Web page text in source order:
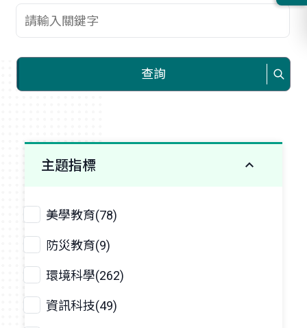
查詢關鍵字
查詢
主題指標
美學教育(78)
防災教育(9)
環境科學(262)
資訊科技(49)